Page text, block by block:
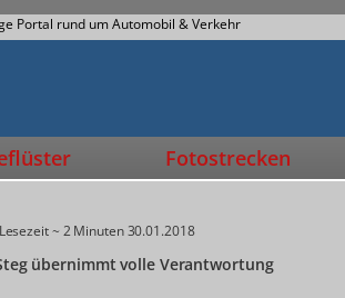
Portal rund um Automobil & Verkehr
Fotostrecken
Lesezeit ~ 2 Minuten30.01.2018
übernimmt volle Verantwortung